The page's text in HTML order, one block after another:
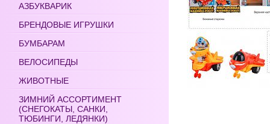
АЗБУКВАРИК
БРЕНДОВЫЕ ИГРУШКИ
БУМБАРАМ
ВЕЛОСИПЕДЫ
ЖИВОТНЫЕ
ЗИМНИЙ АССОРТИМЕНТ
(СНЕГОКАТЫ, САНКИ,
ТЮБИНГИ, ЛЕДЯНКИ)